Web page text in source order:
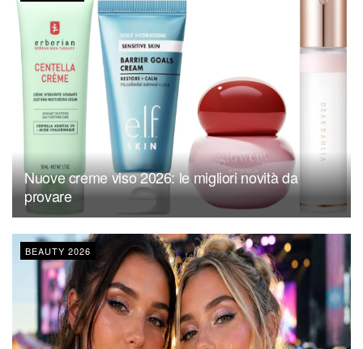
Nuove creme viso 2026: le migliori novità da
provare
BEAUTY 2026